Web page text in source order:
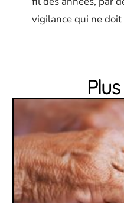
vigilance qui ne doit